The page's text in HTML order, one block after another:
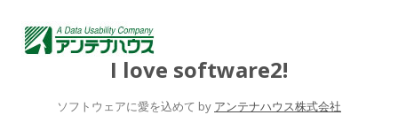
I love software2!
ソフトウェアに愛を込めて by アンテナハウス株式会社